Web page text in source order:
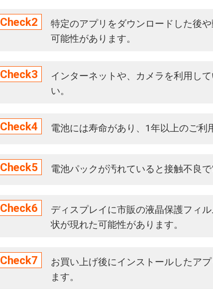
Check2
特定のアプリをダウンロードした後
可能性があります。
Check3
インターネットや、カメラを利用し
い。
Check4 電池には寿命があり、1年以上のご利
Check5 電池パックが汚れていると接触不良
Check6
ディスプレイに市販の液晶保護フィ
状が現れた可能性があります。
Check7
お買い上げ後にインストールしたア
ます。